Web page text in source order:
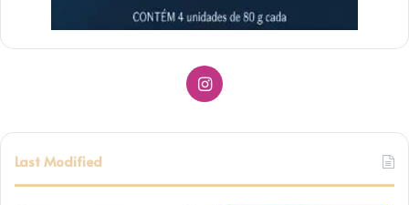
I
t
Last Modified